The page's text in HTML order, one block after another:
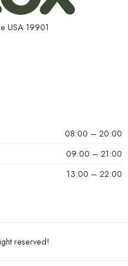
önce lütfen bizlere
USA 19901
08:00 – 20:00
09:00 – 21:00
13:00 – 22:00
reserved!